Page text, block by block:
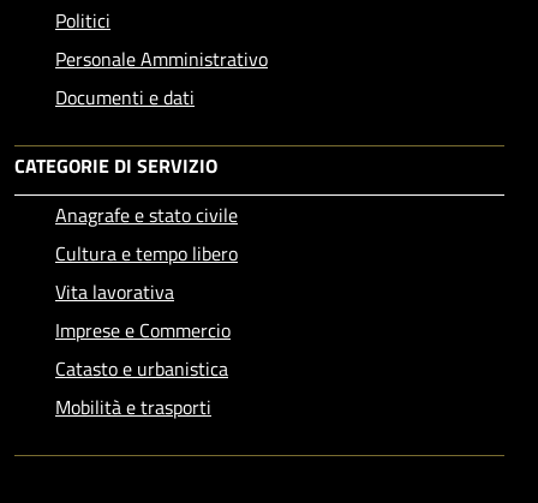
Politici
Personale Amministrativo
Documenti e dati
CATEGORIE DI SERVIZIO
Anagrafe e stato civile
Cultura e tempo libero
Vita lavorativa
Imprese e Commercio
Catasto e urbanistica
Mobilità e trasporti